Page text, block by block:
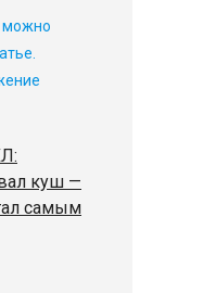
можно
куш —
самым